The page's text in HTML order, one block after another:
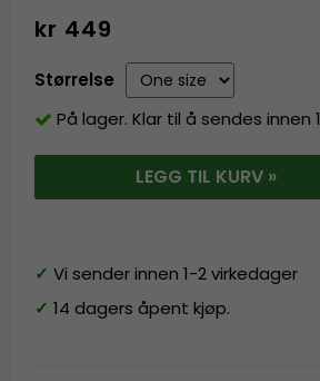
kr 449
Størrelse
På lager. Klar til å sendes innen
LEGG TIL KURV »
✓ Vi sender innen 1-2 virkedager
✓ 14 dagers åpent kjøp.